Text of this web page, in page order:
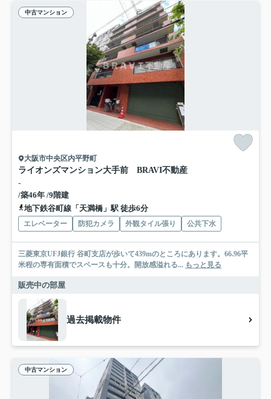
中古マンション
大阪市中央区内平野町
ライオンズマンション大手前 BRAVI不動産
-
/築46年 /9階建
地下鉄谷町線「天満橋」駅 徒歩6分
エレベーター 防犯カメラ 外観タイル張り 公共下水
三菱東京UFJ銀行 谷町支店が歩いて439mのところにあります。66.96平
米程の専有面積でスペースも十分。開放感溢れる... もっと見る
販売中の部屋
過去掲載物件
中古マンション